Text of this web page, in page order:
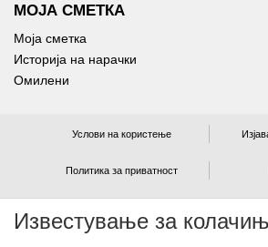
Известување за
МОЈА СМЕТКА
Моја сметка
Историја на нарачки
Омилени
Услови на користење
Политика за приватност
NEWSLETTER